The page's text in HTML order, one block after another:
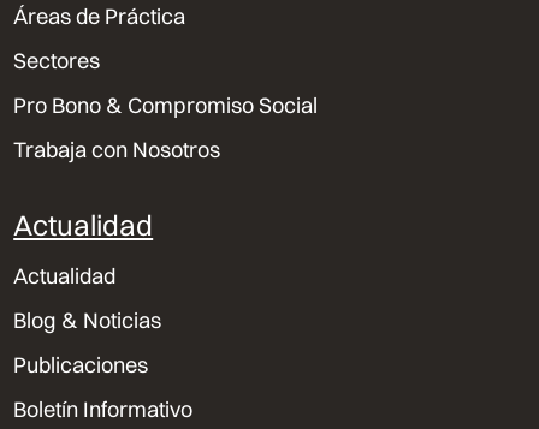
Áreas de Práctica
Sectores
Pro Bono & Compromiso Social
Trabaja con Nosotros
Actualidad
Actualidad
Blog & Noticias
Publicaciones
Boletín Informativo